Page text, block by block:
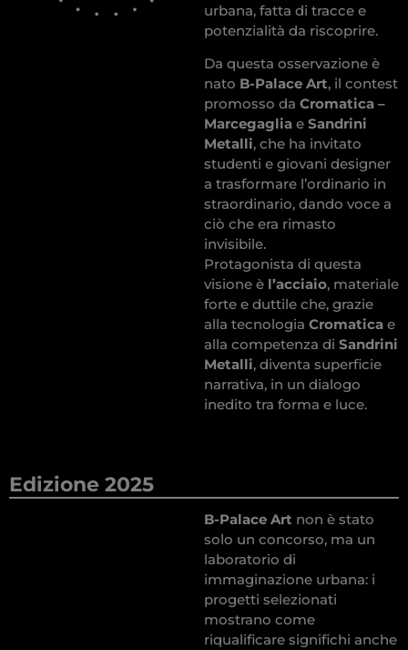
urbana, fatta di tracce e
potenzialità da riscoprire.
Da questa osservazione è
nato B-Palace Art, il contest
promosso da Cromatica –
Marcegaglia e Sandrini
Metalli, che ha invitato
studenti e giovani designer
a trasformare l’ordinario in
straordinario, dando voce a
ciò che era rimasto
invisibile.
Protagonista di questa
visione è l’acciaio, materiale
forte e duttile che, grazie
alla tecnologia Cromatica e
alla competenza di Sandrini
Metalli, diventa superficie
narrativa, in un dialogo
inedito tra forma e luce.
Edizione 2025
B-Palace Art non è stato
solo un concorso, ma un
laboratorio di
immaginazione urbana: i
progetti selezionati
mostrano come
riqualificare significhi anche